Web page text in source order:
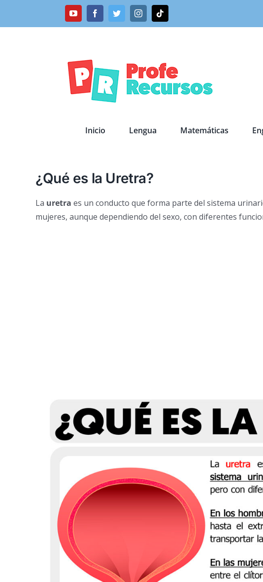
YouTubeFacebookTwitterInstagramTiktok
Inicio Lengua Matemáticas
¿Qué es la Uretra?
La uretra es un conducto que forma parte del sistema
mujeres, aunque dependiendo del sexo, con diferentes